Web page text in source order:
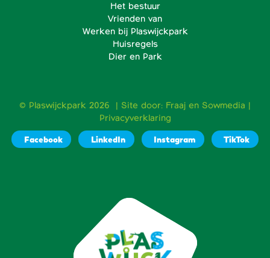
Het bestuur
Vrienden van
Werken bij Plaswijckpark
Huisregels
Dier en Park
© Plaswijckpark 2026 | Site door: Fraaj en Sowmedia |
Privacyverklaring
Facebook
LinkedIn Instagram TikTok